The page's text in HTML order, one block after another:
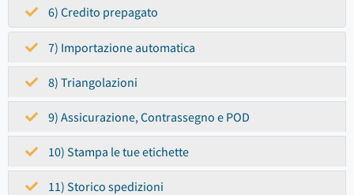
6) Credito prepagato
7) Importazione automatica
8) Triangolazioni
9) Assicurazione, Contrassegno e POD
10) Stampa le tue etichette
11) Storico spedizioni